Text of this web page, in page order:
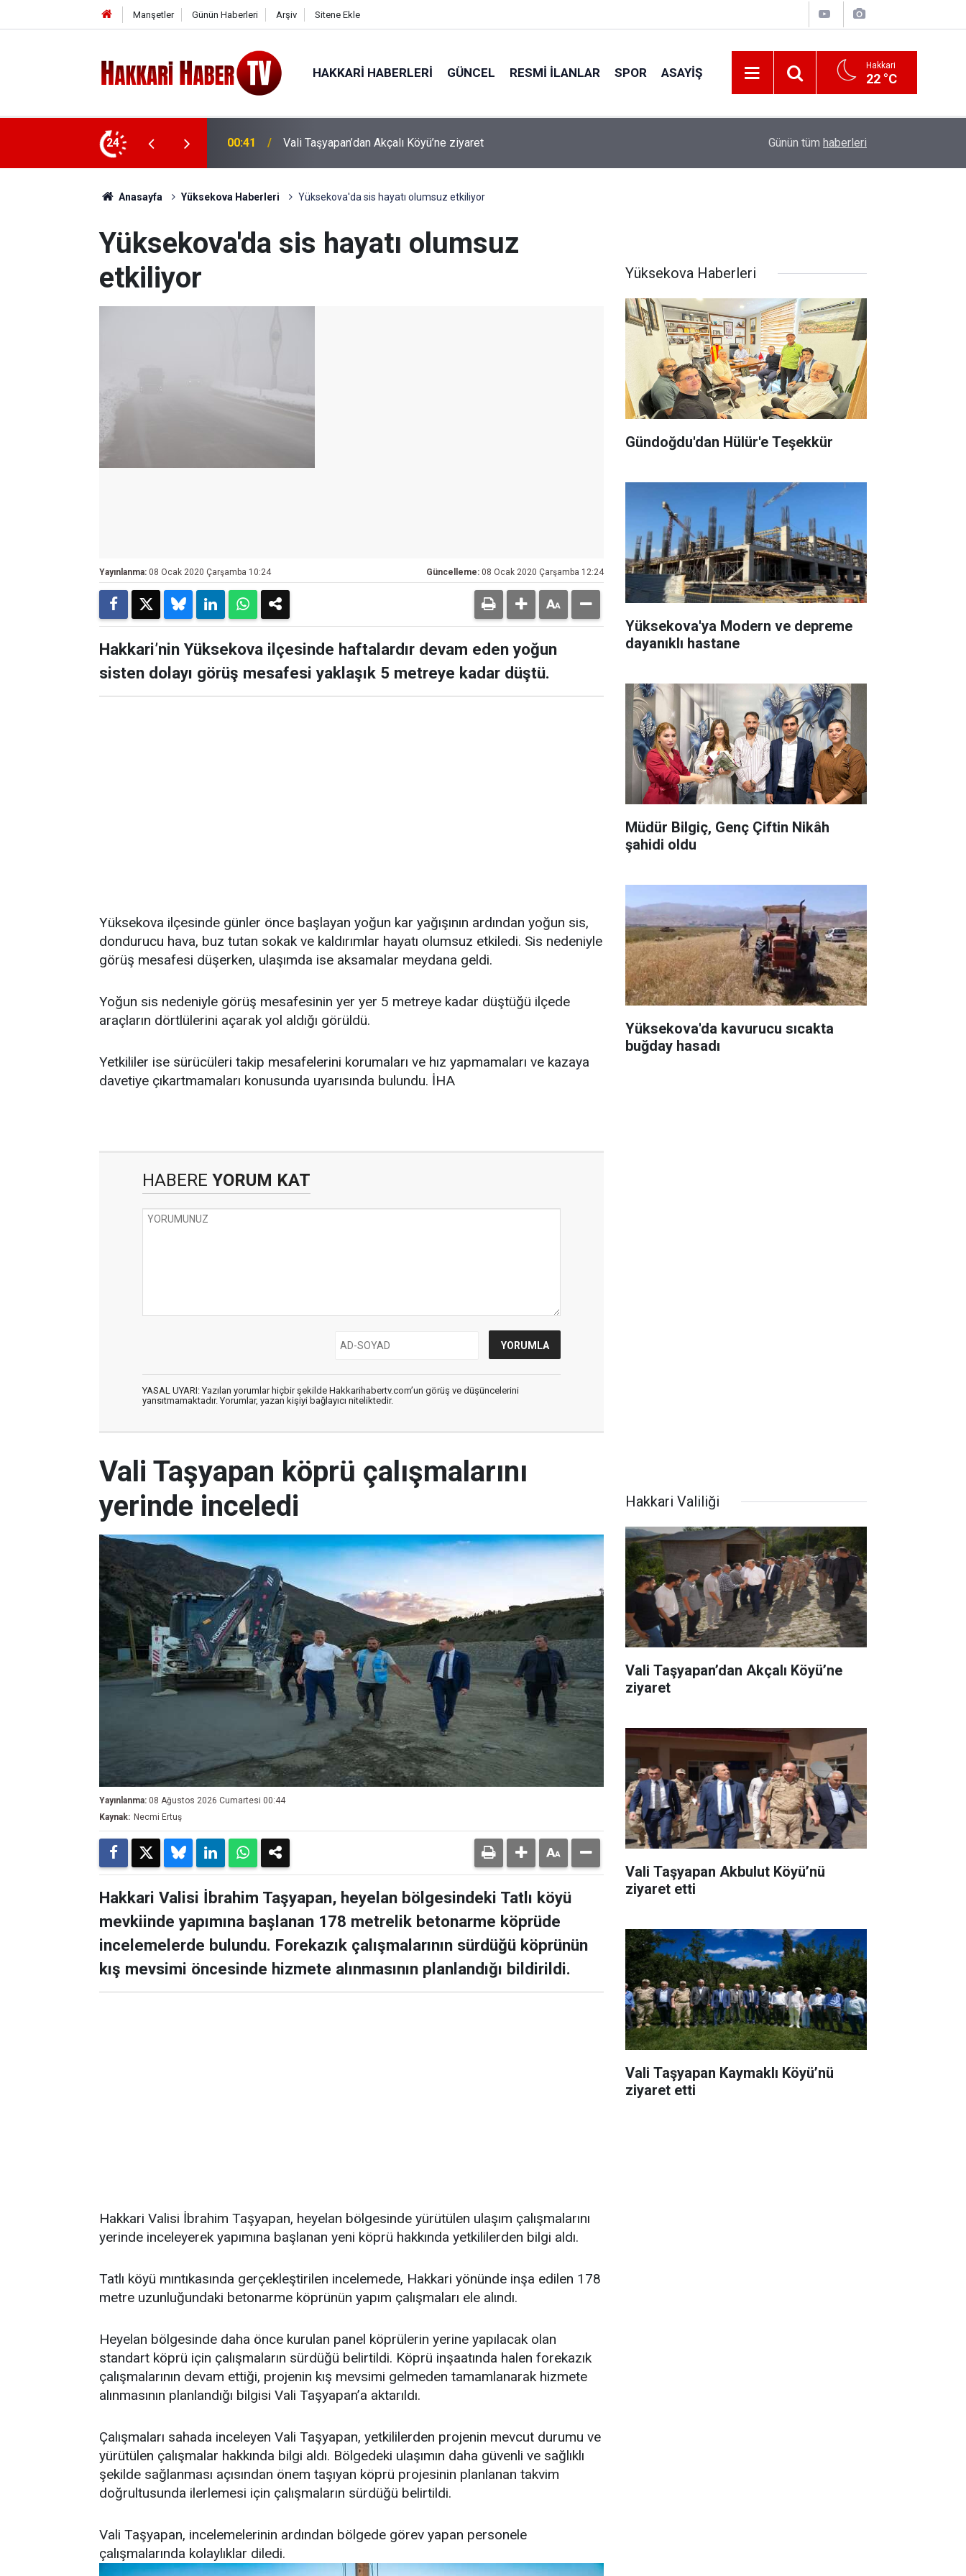
Manşetler Günün Haberleri Arşiv Sitene Ekle
HAKKARI HABERLERI GÜNCEL RESMI İLANLAR SPOR ASAYIŞ Hakkari
22 °C
24 00:37 Vali Taşyapan Akbulut Köyü’nü ziyaret etti Vali Taşyapan Kaymaklı Köyü’nü ziyaret etti
Günün tüm haberleri
Anasayfa Yüksekova Haberleri Yüksekova'da sis hayatı olumsuz etkiliyor
Yüksekova'da sis hayatı olumsuz
etkiliyor
Yayınlanma: 08 Ocak 2020 Çarşamba 10:24 Güncelleme: 08 Ocak 2020 Çarşamba 12:24
Hakkari’nin Yüksekova ilçesinde haftalardır devam eden yoğun
sisten dolayı görüş mesafesi yaklaşık 5 metreye kadar düştü.
Yüksekova ilçesinde günler önce başlayan yoğun kar yağışının ardından yoğun sis,
dondurucu hava, buz tutan sokak ve kaldırımlar hayatı olumsuz etkiledi. Sis nedeniyle
görüş mesafesi düşerken, ulaşımda ise aksamalar meydana geldi.
Yoğun sis nedeniyle görüş mesafesinin yer yer 5 metreye kadar düştüğü ilçede
araçların dörtlülerini açarak yol aldığı görüldü.
Yetkililer ise sürücüleri takip mesafelerini korumaları ve hız yapmamaları ve kazaya
davetiye çıkartmamaları konusunda uyarısında bulundu. İHA
HABERE YORUM KAT
YASAL UYARI: Yazılan yorumlar hiçbir şekilde Hakkarihabertv.com’un görüş ve düşüncelerini
yansıtmamaktadır. Yorumlar, yazan kişiyi bağlayıcı niteliktedir.
Yüksekova Haberleri
Gündoğdu'dan Hülür'e Teşekkür
Yüksekova'ya Modern ve depreme
dayanıklı hastane
Müdür Bilgiç, Genç Çiftin Nikâh
şahidi oldu
Yüksekova'da kavurucu sıcakta
buğday hasadı
Vali Taşyapan köprü çalışmalarını
yerinde inceledi
Yayınlanma: 08 Ağustos 2026 Cumartesi 00:44
Kaynak: Necmi Ertuş
Hakkari Valisi İbrahim Taşyapan, heyelan bölgesindeki Tatlı köyü
mevkiinde yapımına başlanan 178 metrelik betonarme köprüde
incelemelerde bulundu. Forekazık çalışmalarının sürdüğü köprünün
kış mevsimi öncesinde hizmete alınmasının planlandığı bildirildi.
Hakkari Valisi İbrahim Taşyapan, heyelan bölgesinde yürütülen ulaşım çalışmalarını
yerinde inceleyerek yapımına başlanan yeni köprü hakkında yetkililerden bilgi aldı.
Tatlı köyü mıntıkasında gerçekleştirilen incelemede, Hakkari yönünde inşa edilen 178
metre uzunluğundaki betonarme köprünün yapım çalışmaları ele alındı.
Heyelan bölgesinde daha önce kurulan panel köprülerin yerine yapılacak olan
standart köprü için çalışmaların sürdüğü belirtildi. Köprü inşaatında halen forekazık
çalışmalarının devam ettiği, projenin kış mevsimi gelmeden tamamlanarak hizmete
alınmasının planlandığı bilgisi Vali Taşyapan’a aktarıldı.
Çalışmaları sahada inceleyen Vali Taşyapan, yetkililerden projenin mevcut durumu ve
yürütülen çalışmalar hakkında bilgi aldı. Bölgedeki ulaşımın daha güvenli ve sağlıklı
şekilde sağlanması açısından önem taşıyan köprü projesinin planlanan takvim
doğrultusunda ilerlemesi için çalışmaların sürdüğü belirtildi.
Vali Taşyapan, incelemelerinin ardından bölgede görev yapan personele
çalışmalarında kolaylıklar diledi.
Hakkari Valiliği
Vali Taşyapan’dan Akçalı Köyü’ne
ziyaret
Vali Taşyapan Akbulut Köyü’nü
ziyaret etti
Vali Taşyapan Kaymaklı Köyü’nü
ziyaret etti